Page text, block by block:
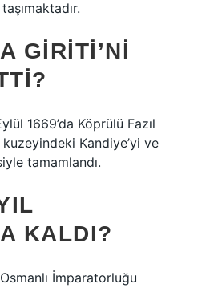
GIRITI’NI
1669’da Köprülü Fazıl
kuzeyindeki Kandiye’yi ve
tamamlandı.
KALDI?
İmparatorluğu